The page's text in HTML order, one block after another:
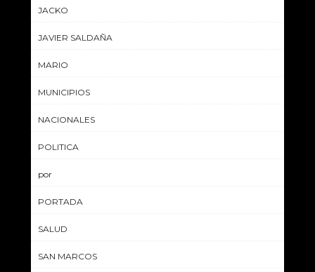
JACKO
JAVIER SALDAÑA
MARIO
MUNICIPIOS
NACIONALES
POLITICA
por
PORTADA
SALUD
SAN MARCOS